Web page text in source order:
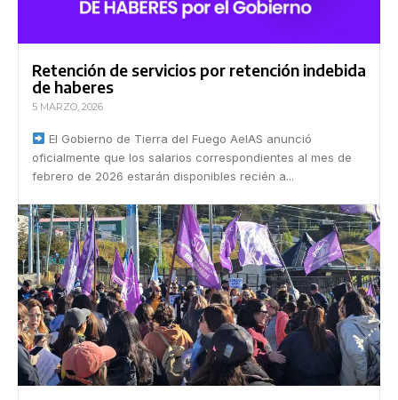
Retención de servicios por retención indebida
de haberes
5 MARZO, 2026
El Gobierno de Tierra del Fuego AeIAS anunció
oficialmente que los salarios correspondientes al mes de
febrero de 2026 estarán disponibles recién a...